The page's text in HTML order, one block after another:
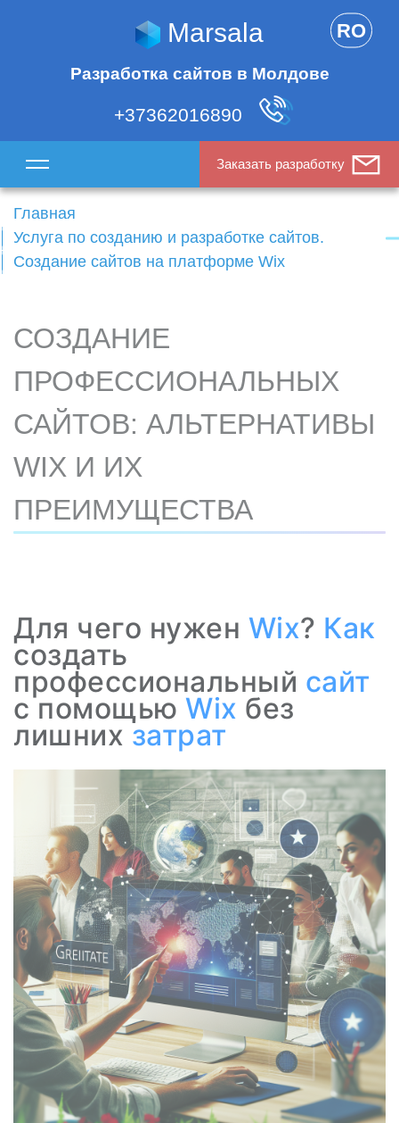
Marsala
Разработка сайтов в Молдове
+37362016890
RO
Заказать разработку
Главная
Услуга по созданию и разработке сайтов.
Создание сайтов на платформе Wix
СОЗДАНИЕ
ПРОФЕССИОНАЛЬНЫХ
САЙТОВ: АЛЬТЕРНАТИВЫ
WIX И ИХ
ПРЕИМУЩЕСТВА
Для чего нужен Wix? Как
создать
профессиональный сайт
с помощью Wix без
лишних затрат